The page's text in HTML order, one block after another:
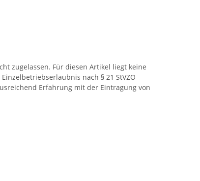
zugelassen. Für diesen Artikel liegt keine
nach § 21 StVZO
Erfahrung mit der Eintragung von